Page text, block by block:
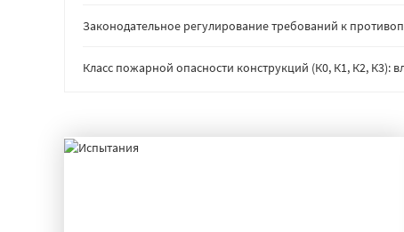
Законодательное регулирование требований к
Класс пожарной опасности конструкций (К0, К1, К2, К3):